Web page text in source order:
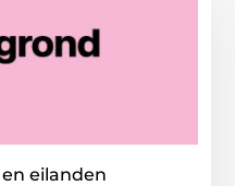
eilanden